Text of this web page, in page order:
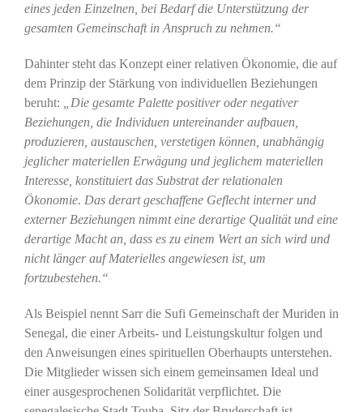
eines jeden Einzelnen, bei Bedarf die Unterstützung der
gesamten Gemeinschaft in Anspruch zu nehmen.“
Dahinter steht das Konzept einer relativen Ökonomie, die auf
dem Prinzip der Stärkung von individuellen Beziehungen
beruht:
„Die gesamte Palette positiver oder negativer
Beziehungen, die Individuen untereinander aufbauen,
produzieren, austauschen, verstetigen können, unabhängig
jeglicher materiellen Erwägung und jeglichem materiellen
Interesse, konstituiert das Substrat der relationalen
Ökonomie. Das derart geschaffene Geflecht interner und
externer Beziehungen nimmt eine derartige Qualität und eine
derartige Macht an, dass es zu einem Wert an sich wird und
nicht länger auf Materielles angewiesen ist, um
fortzubestehen.“
Als Beispiel nennt Sarr die Sufi Gemeinschaft der Muriden in
Senegal, die einer Arbeits- und Leistungskultur folgen und
den Anweisungen eines spirituellen Oberhaupts unterstehen.
Die Mitglieder wissen sich einem gemeinsamen Ideal und
einer ausgesprochenen Solidarität verpflichtet. Die